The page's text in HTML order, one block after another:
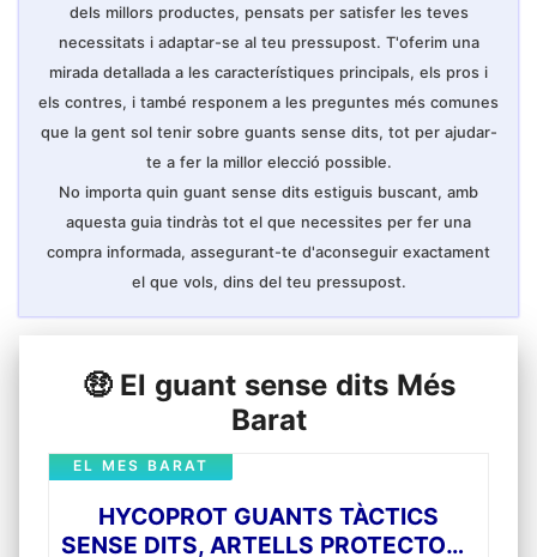
dels millors productes, pensats per satisfer les teves
necessitats i adaptar-se al teu pressupost. T'oferim una
mirada detallada a les característiques principals, els pros i
els contres, i també responem a les preguntes més comunes
que la gent sol tenir sobre guants sense dits, tot per ajudar-
te a fer la millor elecció possible.
No importa quin guant sense dits estiguis buscant, amb
aquesta guia tindràs tot el que necessites per fer una
compra informada, assegurant-te d'aconseguir exactament
el que vols, dins del teu pressupost.
🤑 El guant sense dits Més
Barat
HYCOPROT GUANTS TÀCTICS
SENSE DITS, ARTELLS PROTECTORS
EL MES BARAT